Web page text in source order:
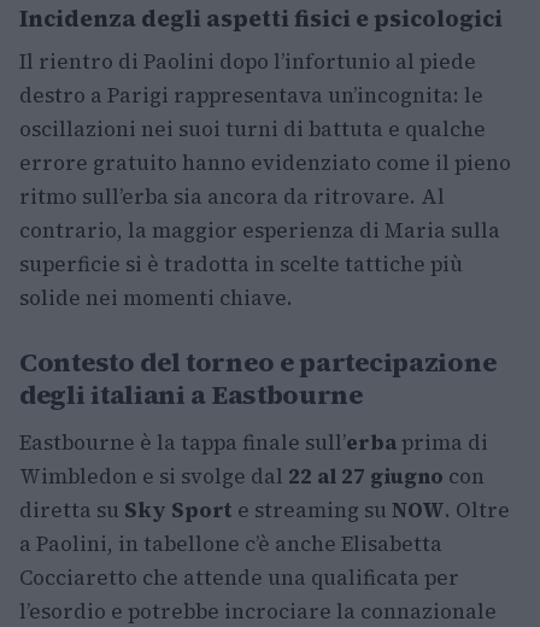
Incidenza degli aspetti fisici e psicologici
Il rientro di Paolini dopo l’infortunio al piede
destro a Parigi rappresentava un’incognita: le
oscillazioni nei suoi turni di battuta e qualche
errore gratuito hanno evidenziato come il pieno
ritmo sull’erba sia ancora da ritrovare. Al
contrario, la maggior esperienza di Maria sulla
superficie si è tradotta in scelte tattiche più
solide nei momenti chiave.
Contesto del torneo e partecipazione
degli italiani a Eastbourne
Eastbourne è la tappa finale sull’erbaprima di
Wimbledon e si svolge dal 22 al 27 giugno con
diretta su Sky Sport e streaming su NOW. Oltre
a Paolini, in tabellone c’è anche Elisabetta
Cocciaretto che attende una qualificata per
l’esordio e potrebbe incrociare la connazionale